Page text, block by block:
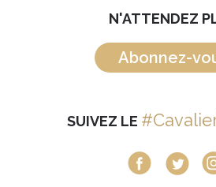
N'ATTENDEZ
Abonnez-
SUIVEZ LE